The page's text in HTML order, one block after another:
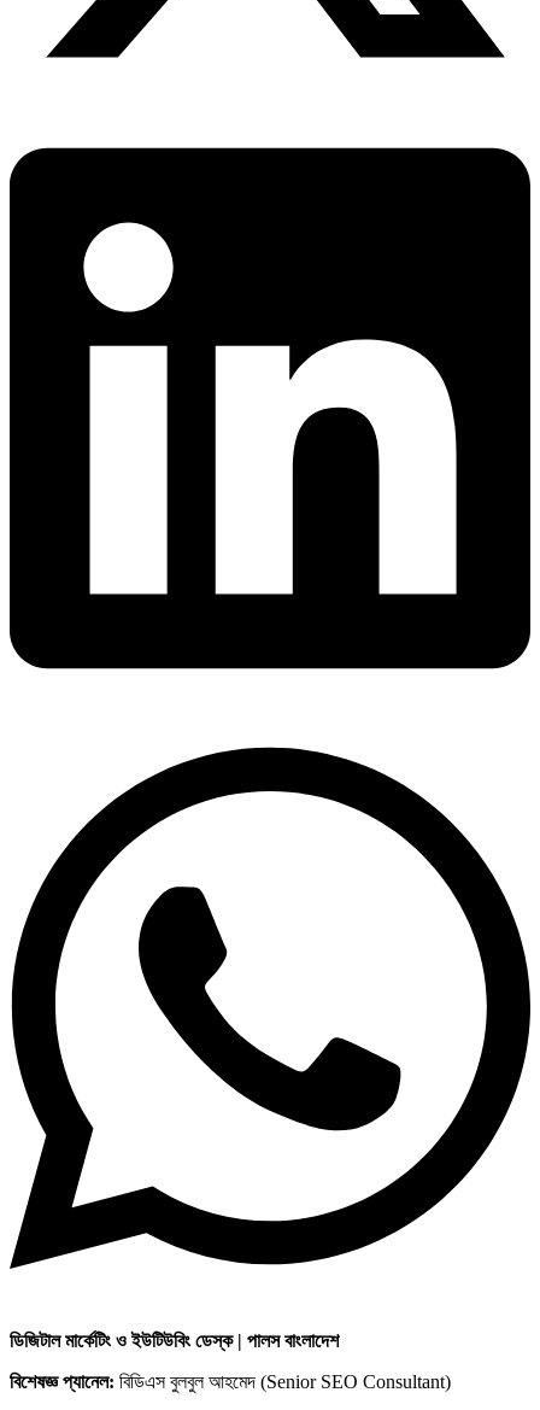
ডিজিটাল মার্কেটিং ও ইউটিউবিং ডেস্ক | পালস বাংলাদেশ
বিশেষজ্ঞ প্যানেল: বিডিএস বুলবুল আহমেদ (Senior SEO Consultant)